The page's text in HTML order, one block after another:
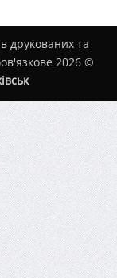
друкованих та
2026 ©